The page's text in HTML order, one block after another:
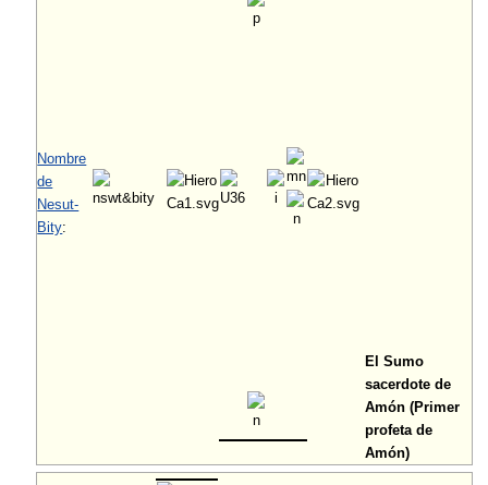
Nombre
de
Nesut-
Bity:
El Sumo
sacerdote de
Amón (Primer
profeta de
Amón)